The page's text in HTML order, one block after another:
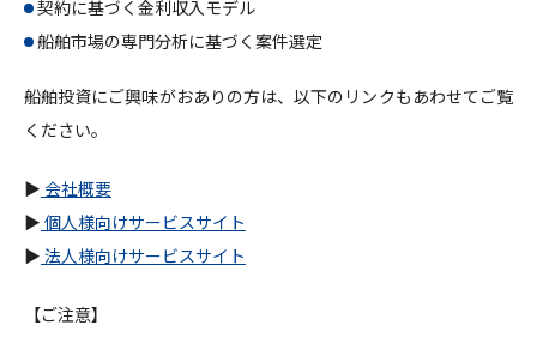
契約に基づく金利収入モデル
船舶市場の専門分析に基づく案件選定
船舶投資にご興味がおありの方は、以下のリンクもあわせてご覧
ください。
▶ 会社概要
▶ 個人様向けサービスサイト
▶ 法人様向けサービスサイト
【ご注意】